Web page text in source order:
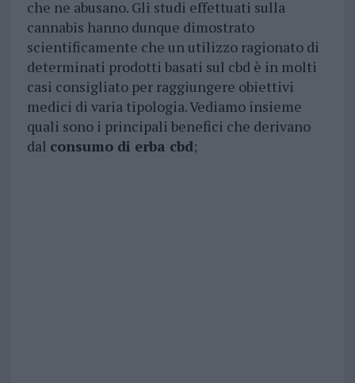
che ne abusano. Gli studi effettuati sulla
cannabis hanno dunque dimostrato
scientificamente che un utilizzo ragionato di
determinati prodotti basati sul cbd è in molti
casi consigliato per raggiungere obiettivi
medici di varia tipologia. Vediamo insieme
quali sono i principali benefici che derivano
dal consumo di erba cbd;